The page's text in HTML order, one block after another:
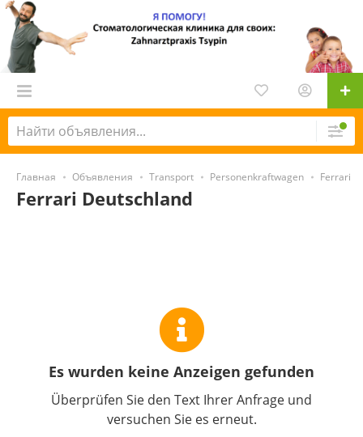
Главная Объявления Transport Personenkraftwagen Ferrari
Ferrari Deutschland
Es wurden keine Anzeigen gefunden
Überprüfen Sie den Text Ihrer Anfrage und
versuchen Sie es erneut.